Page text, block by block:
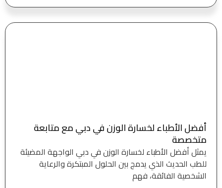
أفضل الأطباء لخسارة الوزن في دبي مع متابعة
متخصصة
يمثل أفضل الأطباء لخسارة الوزن في دبي الواجهة المضيئة
للطب الحديث الذي يدمج بين الحلول المبتكرة والرعاية
الشخصية الفائقة، فهم